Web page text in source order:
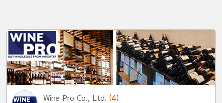
Wine Pro Co., Ltd. (4)